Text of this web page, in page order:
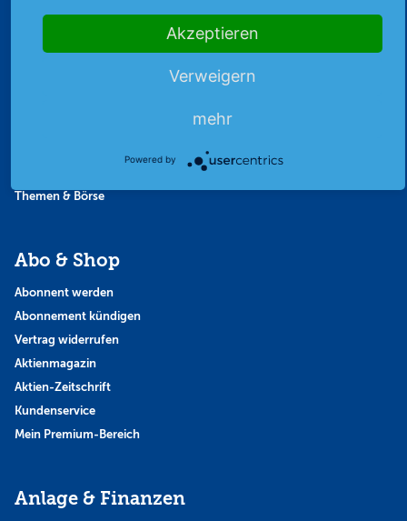
Börsengespräche
Themen & Börse
Abo & Shop
Abonnent werden
Abonnement kündigen
Vertrag widerrufen
Aktienmagazin
Aktien-Zeitschrift
Kundenservice
Mein Premium-Bereich
Anlage & Finanzen
Akzeptieren
Verweigern
mehr
Powered by